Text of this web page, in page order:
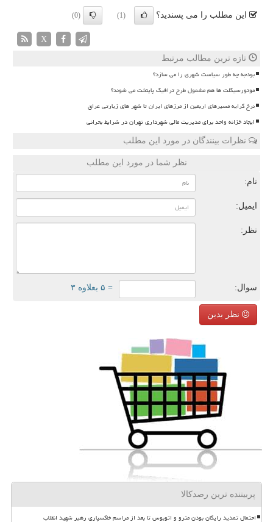
این مطلب را می پسندید؟ (1)
(0)
X
تازه ترین مطالب مرتبط
بودجه چه طور سیاست شهری را می سازد؟
موتورسیکلت ها هم مشمول طرح ترافیک پایتخت می شوند؟
نرخ کرایه مسیرهای اربعین از مرزهای ایران تا شهر های زیارتی عراق
ایجاد خزانه واحد برای مدیریت مالی شهرداری تهران در شرایط بحرانی
نظرات بینندگان در مورد این مطلب
نظر شما در مورد این مطلب
نام:
ایمیل:
نظر:
سوال: = ۵ بعلاوه ۳
نظر بدین
پربیننده ترین رصدکالا
احتمال تمدید رایگان بودن مترو و اتوبوس تا بعد از مراسم خاکسپاری رهبر شهید انقلاب